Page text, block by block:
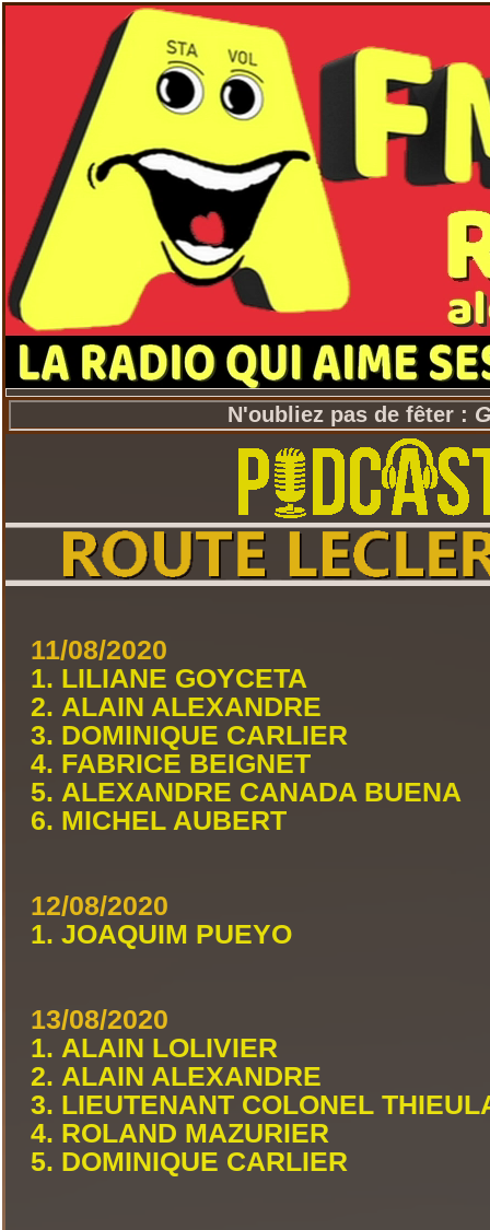
11/08/2020
1. LILIANE GOYCETA
2. ALAIN ALEXANDRE
3. DOMINIQUE CARLIER
4. FABRICE BEIGNET
5. ALEXANDRE CANADA BUENA
6. MICHEL AUBERT
12/08/2020
1. JOAQUIM PUEYO
13/08/2020
1. ALAIN LOLIVIER
2. ALAIN ALEXANDRE
3. LIEUTENANT COLONEL
4. ROLAND MAZURIER
5. DOMINIQUE CARLIER